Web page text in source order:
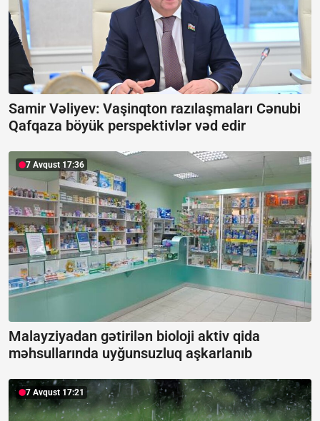
Samir Vəliyev: Vaşinqton razılaşmaları Cənubi
Qafqaza böyük perspektivlər vəd edir
7 Avqust 17:36
Malayziyadan gətirilən bioloji aktiv qida
məhsullarında uyğunsuzluq aşkarlanıb
7 Avqust 17:21